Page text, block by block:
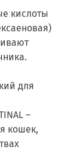
кислоты
для
–
кошек,